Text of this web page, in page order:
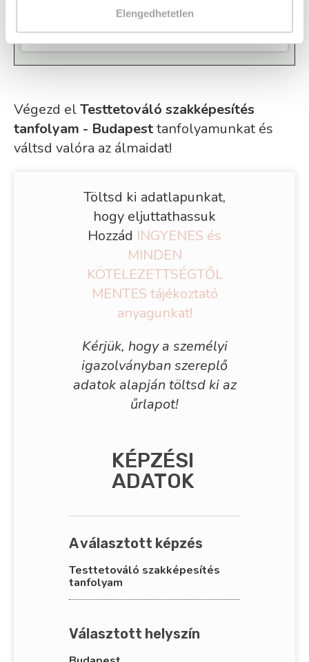
Elengedhetetlen
Lehet még jelentkezni?
Végezd elTesttetováló szakképesítés
tanfolyam - Budapesttanfolyamunkat és
váltsd valóra az álmaidat!
Töltsd ki adatlapunkat,
hogy eljuttathassuk
Hozzád INGYENES és
MINDEN
KÖTELEZETTSÉGTŐL
MENTES tájékoztató
anyagunkat!
Kérjük, hogy a személyi
igazolványban szereplő
adatok alapján töltsd ki az
űrlapot!
KÉPZÉSI
ADATOK
A választott képzés
Testtetováló szakképesítés
tanfolyam
Választott helyszín